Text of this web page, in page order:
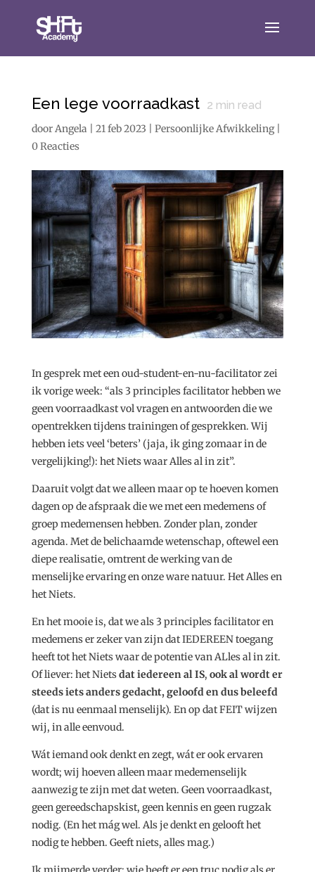
Een lege voorraadkast 2 min read
doorAngela 21 feb 2023 Persoonlijke Afwikkeling|
0 Reacties
In gesprek met een oud-student-en-nu-facilitator zei
ik vorige week: “als 3 principles facilitator hebben we
geen voorraadkast vol vragen en antwoorden die we
opentrekken tijdens trainingen of gesprekken. Wij
hebben iets veel ‘beters’ (jaja, ik ging zomaar in de
vergelijking!): het Niets waar Alles al in zit”.
Daaruit volgt dat we alleen maar op te hoeven komen
dagen op de afspraak die we met een medemens of
groep medemensen hebben. Zonder plan, zonder
agenda. Met de belichaamde wetenschap, oftewel een
diepe realisatie, omtrent de werking van de
menselijke ervaring en onze ware natuur. Het Alles en
het Niets.
En het mooie is, dat we als 3 principles facilitator en
medemens er zeker van zijn dat IEDEREEN toegang
heeft tot het Niets waar de potentie van ALles al in zit.
Of liever: het Nietsdat iedereen al IS, ook al wordt er
steeds iets anders gedacht, geloofd en dus beleefd
(dat is nu eenmaal menselijk). En op dat FEIT wijzen
wij, in alle eenvoud.
Wát iemand ook denkt en zegt, wát er ook ervaren
wordt; wij hoeven alleen maar medemenselijk
aanwezig te zijn met dat weten. Geen voorraadkast,
geen gereedschapskist, geen kennis en geen rugzak
nodig. (En het mág wel. Als je denkt en gelooft het
nodig te hebben. Geeft niets, alles mag.)